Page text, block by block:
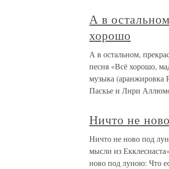
А в
хорошо
А в остальном,
песня «Всё хорошо,
музыка (аранжировка
Паскье и Лнри
Ничто не
Ничто не ново под
мысли из
ново под луною: Что